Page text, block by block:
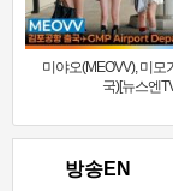
미야오(MEOVV), 미모
국)[뉴스엔
방송EN